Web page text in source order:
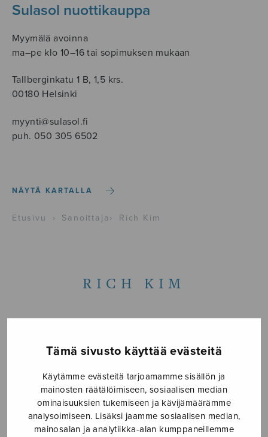
Tämä sivusto käyttää evästeitä
Käytämme evästeitä tarjoamamme sisällön ja
mainosten räätälöimiseen, sosiaalisen median
ominaisuuksien tukemiseen ja kävijämäärämme
analysoimiseen. Lisäksi jaamme sosiaalisen median,
mainosalan ja analytiikka-alan kumppaneillemme
Sulasol nuottikauppa
Myymälä avoinna
ma–pe klo 10–16 tai sopimuksen mukaan
Tallberginkatu 1 B, 1,5 krs.
00180 Helsinki
myynti@sulasol.fi
puh. 050 305 6502
NÄYTÄ KARTALLA
Etusivu › Sanoittaja › Rich Kim
RICH KIM